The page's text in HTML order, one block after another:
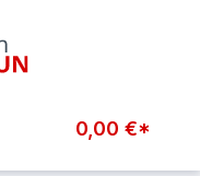
0,00 €*